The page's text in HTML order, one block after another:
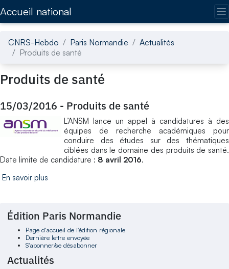
Accueil national
CNRS-Hebdo Paris Normandie
Actualités
Produits de santé
Produits de santé
15/03/2016 - Produits de santé
L’ANSM lance un appel à candidatures à des
équipes de recherche académiques pour
conduire des études sur des thématiques
ciblées dans le domaine des produits de santé.
Date limite de candidature : 8 avril 2016.
En savoir plus
Édition Paris Normandie
Page d'accueil de l'édition régionale
Dernière lettre envoyée
S'abonner/se désabonner
Actualités